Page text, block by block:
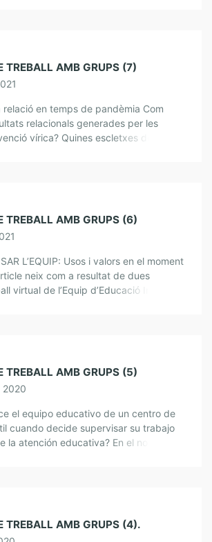
TREBALL AMB GRUPS (7)
relació en temps de pandèmia Com
relacionals generades per les
vírica? Quines escletxes deixen
TREBALL AMB GRUPS (6)
L’EQUIP: Usos i valors en el moment
neix com a resultat de dues
virtual de l’Equip d’Educació Infantil 0-
TREBALL AMB GRUPS (5)
2020
el equipo educativo de un centro de
cuando decide supervisar su trabajo
la atención educativa? En el nostre
TREBALL AMB GRUPS (4).